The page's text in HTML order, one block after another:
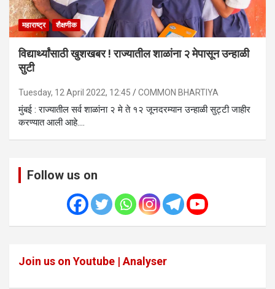
महाराष्ट्र शैक्षणीक
विद्यार्थ्यांसाठी खुशखबर ! राज्यातील शाळांना २ मेपासून उन्हाळी
सुटी
Tuesday, 12 April 2022, 12:45 COMMON BHARTIYA
मुंबई : राज्यातील सर्व शाळांना २ मे ते १२ जूनदरम्यान उन्हाळी सुट्टी जाहीर
करण्यात आली आहे.…
Follow us on
Join us on Youtube | Analyser